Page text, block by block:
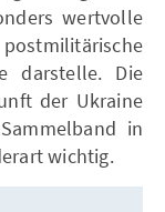
wertvolle
darstelle. Die
der Ukraine
in
wichtig.